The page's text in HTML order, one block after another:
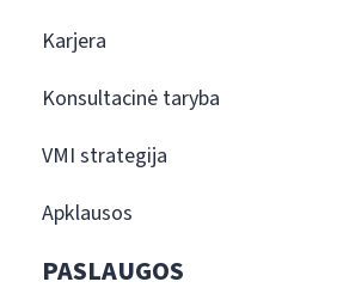
Karjera
Konsultacinė taryba
VMI strategija
Apklausos
PASLAUGOS